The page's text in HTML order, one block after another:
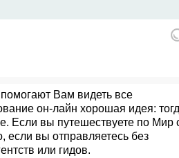
Вам видеть все
он-лайн хорошая идея:
Если вы путешествуете по Мир
если вы отправляетесь без
или гидов.